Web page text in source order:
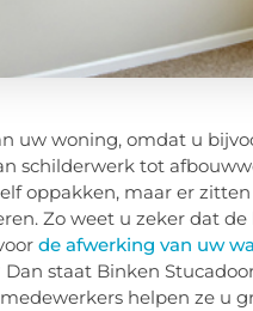
uw woning, omdat u
schilderwerk tot
oppakken, maar er
Zo weet u zeker dat
de afwerking van uw
staat Binken
helpen ze u